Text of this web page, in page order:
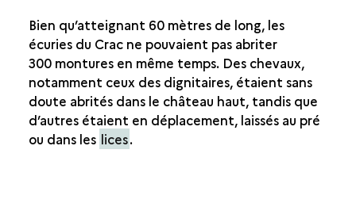
Bien qu’atteignant 60 mètres de long, les
écuries du Crac ne pouvaient pas abriter
300 montures en même temps. Des chevaux,
notamment ceux des dignitaires, étaient sans
doute abrités dans le château haut, tandis que
d’autres étaient en déplacement, laissés au pré
ou dans les lices.